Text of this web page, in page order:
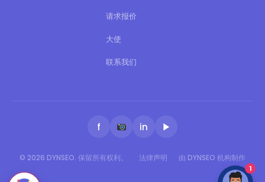
请求报价
大使
联系我们
f in ▶
© 2026 DYNSEO. 保留所有权利。 法律声明 由 DYNSEO 机构制作
1